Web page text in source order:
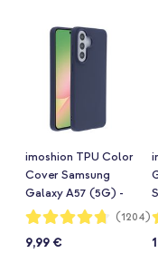
imoshion TPU Color
Cover Samsung
Galaxy A57 (5G) -
Dunkelblau
Bewertung:
94%
(1204)
9,99 €